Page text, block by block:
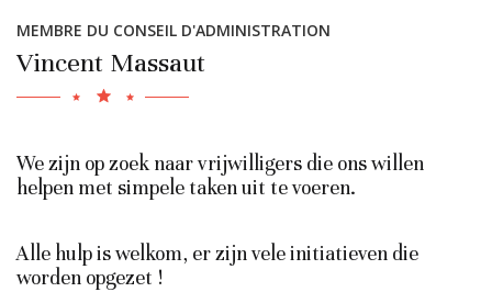
MEMBRE DU CONSEIL D'ADMINISTRATION
Vincent Massaut
We zijn op zoek naar vrijwilligers die ons willen
helpen met simpele taken uit te voeren.
Alle hulp is welkom, er zijn vele initiatieven die
worden opgezet !